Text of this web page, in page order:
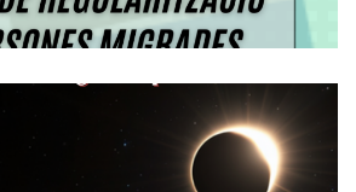
Acollirà Una Jornada